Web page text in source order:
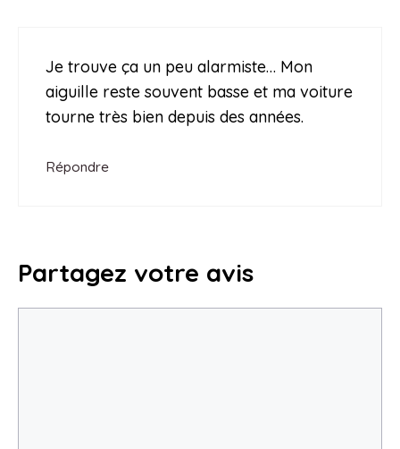
Je trouve ça un peu alarmiste… Mon
aiguille reste souvent basse et ma voiture
tourne très bien depuis des années.
Répondre
Partagez votre avis